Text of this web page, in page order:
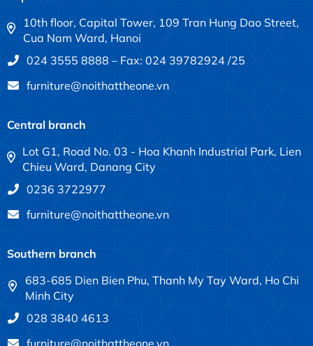
10th floor, Capital Tower, 109 Tran Hung Dao Street,
Cua Nam Ward, Hanoi
024 3555 8888 – Fax: 024 39782924 /25
furniture@noithattheone.vn
Central branch
Lot G1, Road No. 03 - Hoa Khanh Industrial Park, Lien
Chieu Ward, Danang City
0236 3722977
furniture@noithattheone.vn
Southern branch
683-685 Dien Bien Phu, Thanh My Tay Ward, Ho Chi
Minh City
028 3840 4613